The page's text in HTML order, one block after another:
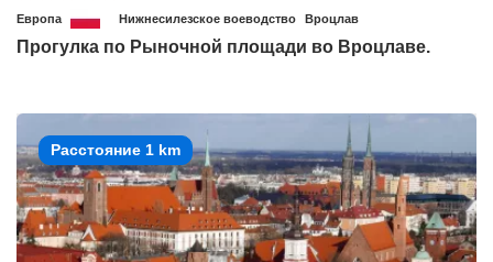
Европа Нижнесилезское воеводство Вроцлав
Прогулка по Рыночной площади во Вроцлаве.
Расстояние 1 km